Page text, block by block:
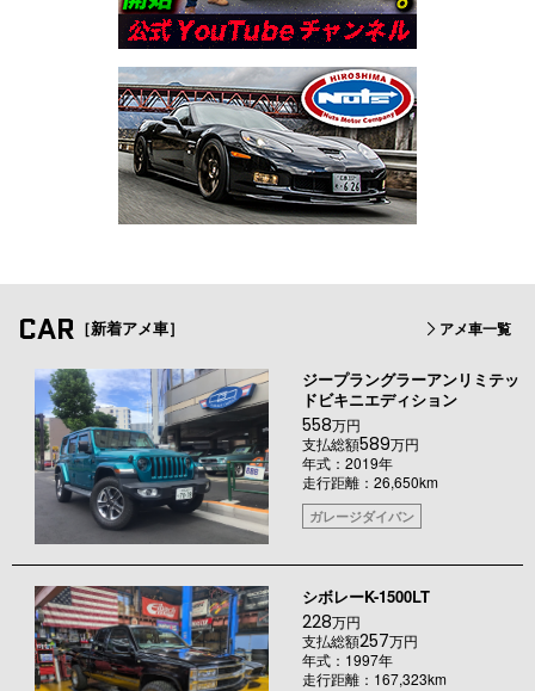
CAR ［新着アメ車］ アメ車一覧
ジープラングラーアンリミテッ
ドビキニエディション
558万円
支払総額589万円
年式：2019年
走行距離：26,650km
ガレージダイバン
シボレーK-1500LT
228万円
支払総額257万円
年式：1997年
走行距離：167,323km